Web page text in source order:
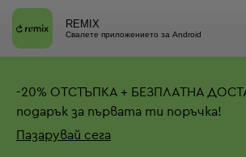
REMIX
Свалете приложението за Android
-20% ОТСТЪПКА + БЕЗПЛАТНА
подарък за първата ти поръчка!
Пазарувай сега